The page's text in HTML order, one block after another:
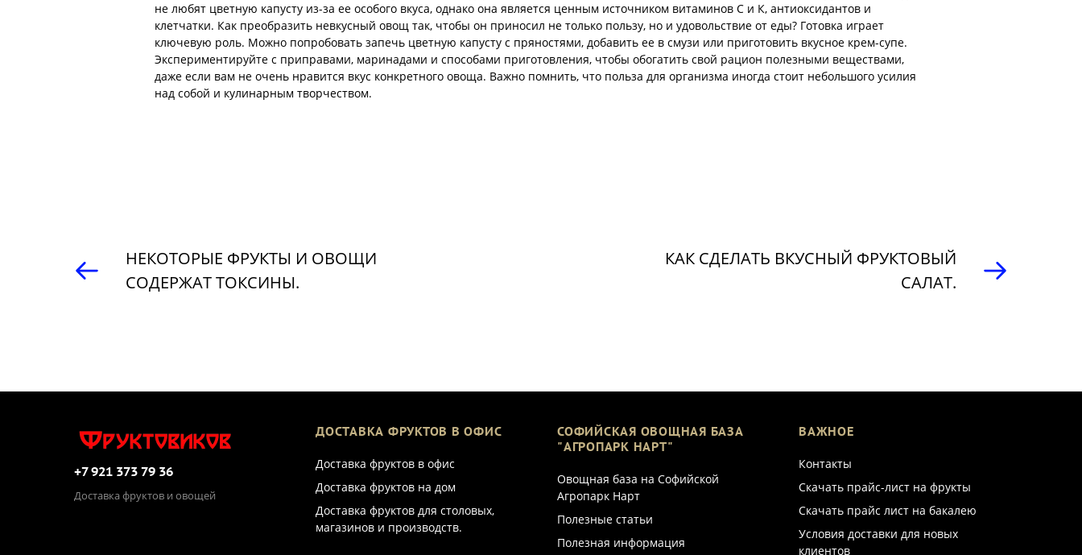
не любят цветную капусту из-за ее особого вкуса, однако она является ценным источником витаминов С и К, антиоксидантов и
клетчатки. Как преобразить невкусный овощ так, чтобы он приносил не только пользу, но и удовольствие от еды? Готовка играет
ключевую роль. Можно попробовать запечь цветную капусту с пряностями, добавить ее в смузи или приготовить вкусное крем-супе.
Экспериментируйте с приправами, маринадами и способами приготовления, чтобы обогатить свой рацион полезными веществами,
даже если вам не очень нравится вкус конкретного овоща. Важно помнить, что польза для организма иногда стоит небольшого усилия
над собой и кулинарным творчеством.
НЕКОТОРЫЕ ФРУКТЫ И ОВОЩИ
СОДЕРЖАТ ТОКСИНЫ.
КАК СДЕЛАТЬ ВКУСНЫЙ ФРУКТОВЫЙ
САЛАТ.
+7 921 373 79 36
Доставка фруктов и овощей
ДОСТАВКА ФРУКТОВ В ОФИС
Доставка фруктов в офис
Доставка фруктов на дом
Доставка фруктов для столовых,
магазинов и производств.
СОФИЙСКАЯ ОВОЩНАЯ БАЗА
"АГРОПАРК НАРТ"
Овощная база на Софийской
Агропарк Нарт
Полезные статьи
Полезная информация
ВАЖНОЕ
Контакты
Скачать прайс-лист на фрукты
Скачать прайс лист на бакалею
Условия доставки для новых
клиентов